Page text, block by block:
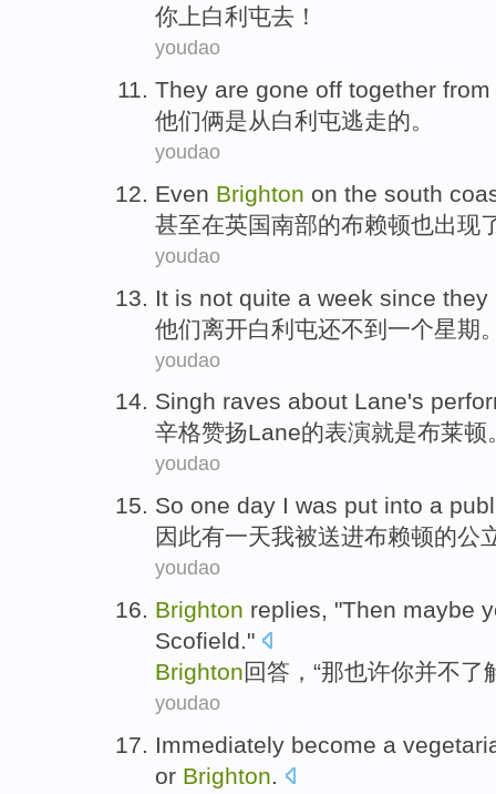
你 上白利屯去！
youdao
They are gone off together from
他们俩是从白利屯逃走的。
youdao
Even Brighton on the south
甚至在英国南部的布赖顿也出现
youdao
It is not quite a week since they
他们离开白利屯还不到 一个星期
youdao
Singh raves about Lane's
辛格赞扬Lane的表演就是布莱顿
youdao
So one day I was put into a
因此有一天我被送进布赖顿的公
youdao
Brighton replies, "Then maybe
Scofield."
Brighton回答 ，“那也许你并不了
youdao
Immediately become a
or Brighton.